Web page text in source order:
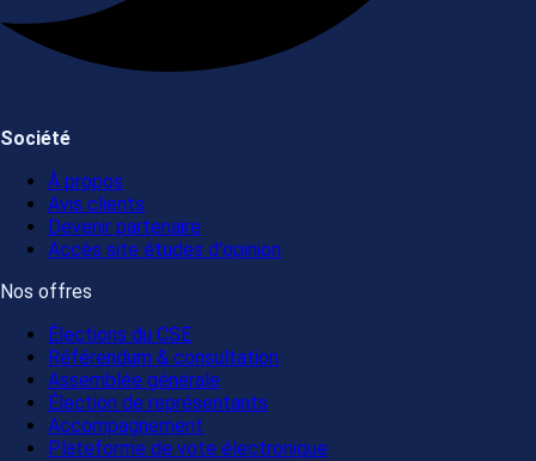
Société
À propos
Avis clients
Devenir partenaire
Accès site études d'opinion
Nos offres
Élections du CSE
Référendum & consultation
Assemblée générale
Élection de représentants
Accompagnement
Plateforme de vote électronique